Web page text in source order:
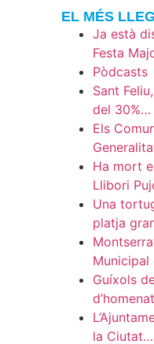
EL MÉS
Ja està
Festa
Pòdcasts
Sant
del 30%…
Els
Ha mort
Llibori
Una
platja
Municipal
Guíxols
la Ciutat…